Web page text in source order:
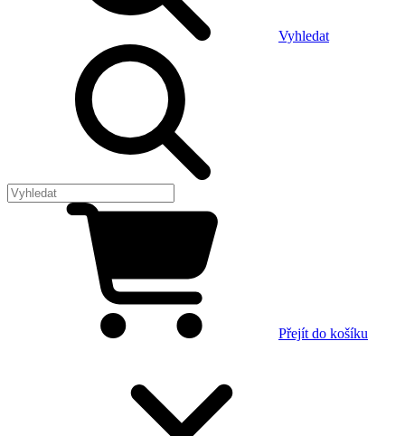
Vyhledat
Přejít do košíku